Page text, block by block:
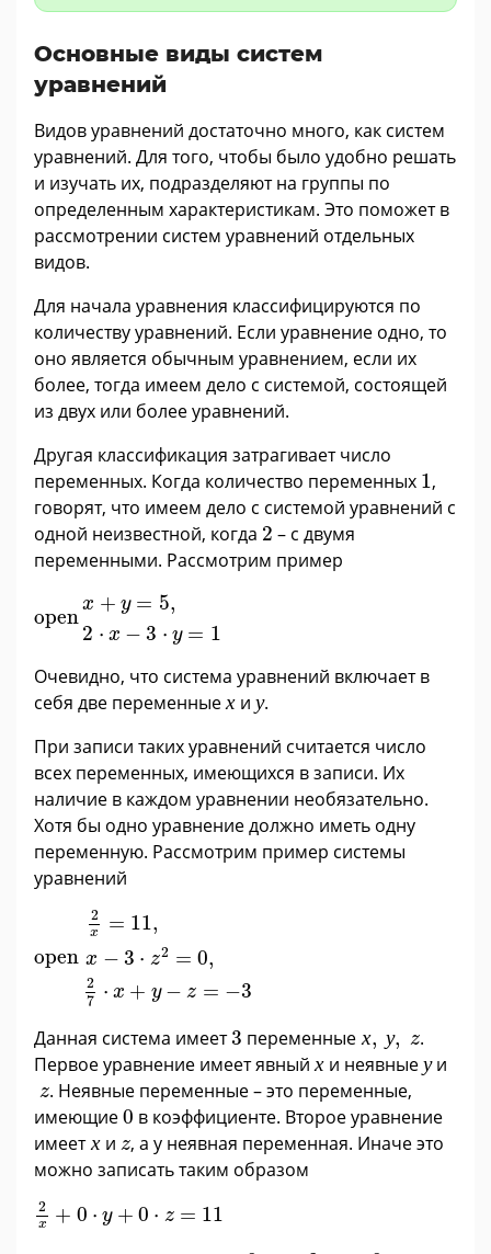
Основные виды систем
уравнений
Видов уравнений достаточно много, как систем
уравнений. Для того, чтобы было удобно решать
и изучать их, подразделяют на группы по
определенным характеристикам. Это поможет в
рассмотрении систем уравнений отдельных
видов.
Для начала уравнения классифицируются по
количеству уравнений. Если уравнение одно, то
оно является обычным уравнением, если их
более, тогда имеем дело с системой, состоящей
из двух или более уравнений.
Другая классификация затрагивает число
переменных. Когда количество переменных 1
1 ,
говорят, что имеем дело с системой уравнений с
одной неизвестной, когда 2
2 – с двумя
переменными. Рассмотрим пример
open
x + y = 5,
2 ⋅ x − 3 ⋅ y = 1
2 y=
Очевидно, что система уравнений включает в
себя две переменныех
хи у
у.
При записи таких уравнений считается число
всех переменных, имеющихся в записи. Их
наличие в каждом уравнении необязательно.
Хотя бы одно уравнение должно иметь одну
переменную. Рассмотрим пример системы
уравнений
open
2
x = 11,
x − 3 ⋅ z2 = 0,
2
7 ⋅ x + y − z = −3
11, ·z2
Данная система имеет3
3 переменные х, у, z.
Первое уравнение имеет явныйххи неявныеу
у и
z
z. Неявные переменные – это переменные,
имеющие0
0 в коэффициенте. Второе уравнение
имеет х
хи z
z, а у неявная переменная. Иначе это
можно записать таким образом
2
x + 0 ⋅ y + 0 ⋅ z = 11
2 0· =